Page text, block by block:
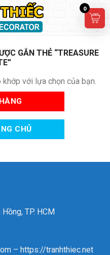
GẮN THẺ “TREASURE
với lựa chọn của bạn.
CHỦ
TP. HCM
– https://tranhthiec.net
0